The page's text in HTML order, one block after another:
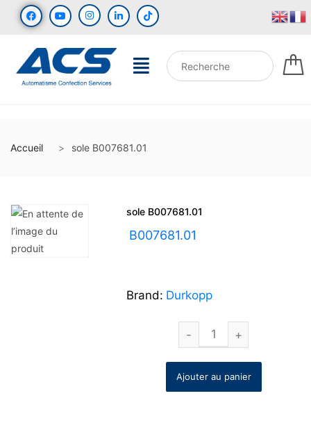
Accueil sole B007681.01
sole B007681.01
B007681.01
Brand: Durkopp
Ajouter au panier